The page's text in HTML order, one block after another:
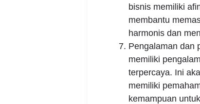
bisnis memiliki
membantu
harmonis dan
Pengalaman dan
memiliki
terpercaya. Ini
memiliki
kemampuan